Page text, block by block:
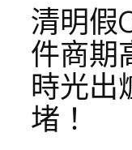
清明假
件商期
時光出
堵！